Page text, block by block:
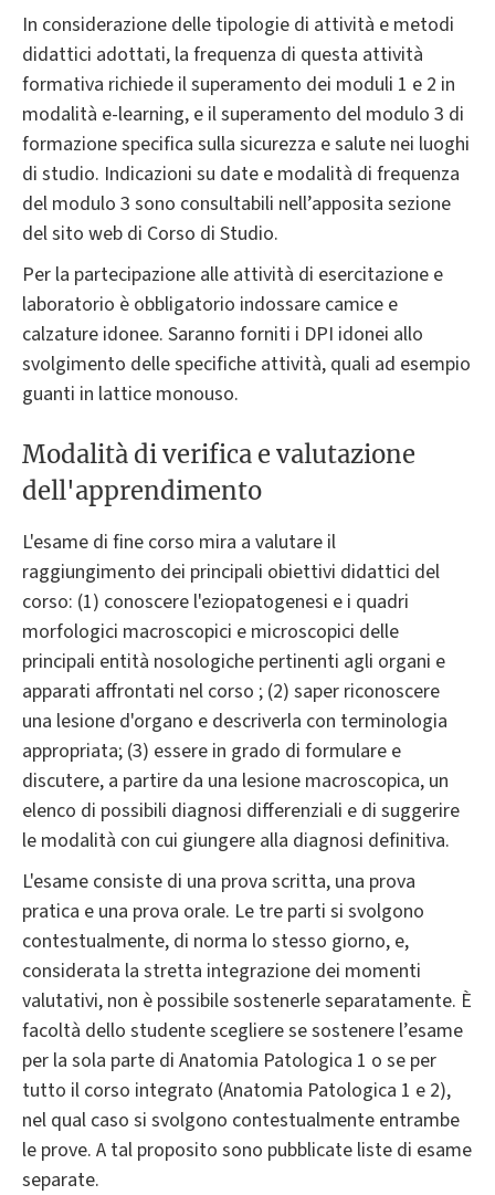
In considerazione delle tipologie di attività e metodi
didattici adottati, la frequenza di questa attività
formativa richiede il superamento dei moduli 1 e 2 in
modalità e-learning, e il superamento del modulo 3 di
formazione specifica sulla sicurezza e salute nei luoghi
di studio. Indicazioni su date e modalità di frequenza
del modulo 3 sono consultabili nell’apposita sezione
del sito web di Corso di Studio.
Per la partecipazione alle attività di esercitazione e
laboratorio è obbligatorio indossare camice e
calzature idonee. Saranno forniti i DPI idonei allo
svolgimento delle specifiche attività, quali ad esempio
guanti in lattice monouso.
Modalità di verifica e valutazione
dell'apprendimento
L'esame di fine corso mira a valutare il
raggiungimento dei principali obiettivi didattici del
corso: (1) conoscere l'eziopatogenesi e i quadri
morfologici macroscopici e microscopici delle
principali entità nosologiche pertinenti agli organi e
apparati affrontati nel corso ; (2) saper riconoscere
una lesione d'organo e descriverla con terminologia
appropriata; (3) essere in grado di formulare e
discutere, a partire da una lesione macroscopica, un
elenco di possibili diagnosi differenziali e di suggerire
le modalità con cui giungere alla diagnosi definitiva.
L'esame consiste di una prova scritta, una prova
pratica e una prova orale. Le tre parti si svolgono
contestualmente, di norma lo stesso giorno, e,
considerata la stretta integrazione dei momenti
valutativi, non è possibile sostenerle separatamente. È
facoltà dello studente scegliere se sostenere l’esame
per la sola parte di Anatomia Patologica 1 o se per
tutto il corso integrato (Anatomia Patologica 1 e 2),
nel qual caso si svolgono contestualmente entrambe
le prove. A tal proposito sono pubblicate liste di esame
separate.